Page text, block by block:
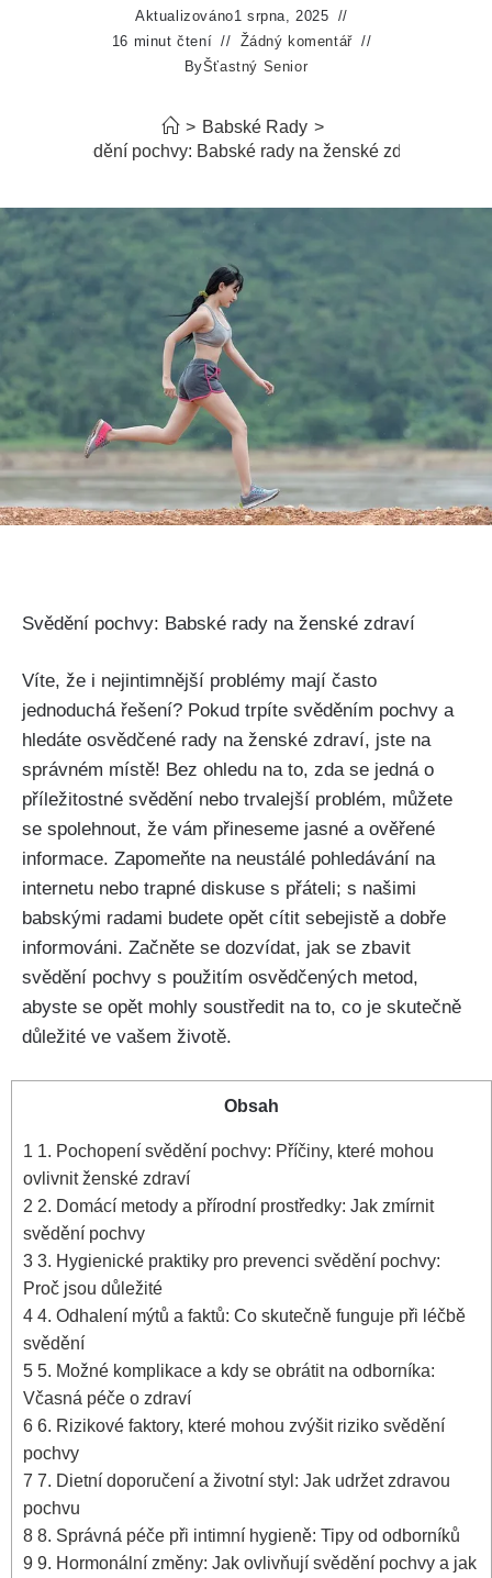
Aktualizováno1 srpna, 2025
16 minut čtení
Žádný komentář
ByŠťastný Senior
> Babské Rady >
Svědění pochvy: Babské rady na ženské zdraví
Svědění pochvy: Babské rady na⁤ ženské zdraví
Víte, že i nejintimnější problémy mají často
jednoduchá řešení? Pokud trpíte svěděním pochvy a
hledáte osvědčené rady na ženské zdraví, jste na
‌správném místě! Bez ohledu na to, zda se jedná o
‌příležitostné svědění nebo ⁢trvalejší problém, můžete⁤
se spolehnout, že vám přineseme jasné a ověřené
informace. Zapomeňte na neustálé⁣ pohledávání na
internetu nebo trapné diskuse ‍s přáteli; s našimi
babskými radami budete opět‌ cítit sebejistě a dobře
informováni.‍ Začněte se ⁤dozvídat, jak se zbavit
svědění ​pochvy s použitím ⁣osvědčených metod,
abyste se opět mohly soustředit ​na to, co je skutečně ​
důležité ve vašem ⁣životě.
Obsah
1 1.‍ Pochopení svědění pochvy: Příčiny, které mohou
ovlivnit ženské‍ zdraví
2 2.‍ Domácí ‌metody a přírodní prostředky: Jak zmírnit
svědění pochvy
3 3. Hygienické praktiky pro prevenci ⁣svědění pochvy:
‌Proč jsou důležité
4 4. Odhalení mýtů a faktů: Co skutečně funguje při léčbě
svědění
5 5. Možné komplikace a kdy se obrátit na odborníka:
Včasná péče o zdraví
6 6. ⁤Rizikové faktory, které mohou zvýšit riziko svědění
pochvy
7 7. Dietní ‌doporučení a ‍životní styl:‍ Jak udržet zdravou‌
pochvu
8 8. Správná péče při intimní hygieně: Tipy od odborníků
9 9. Hormonální změny: Jak ovlivňují svědění pochvy a jak